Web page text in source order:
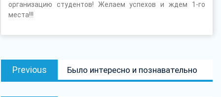
организацию студентов! Желаем успехов и ждем 1-го
места!!!
Навігацыя
Previous
post:
Было интересно и познавательно